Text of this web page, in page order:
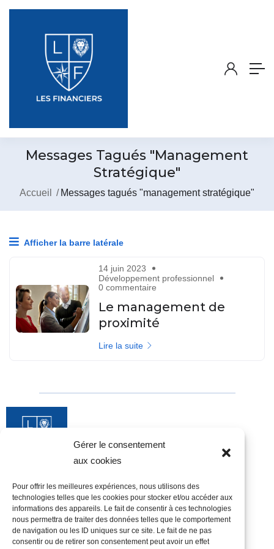
Gérer le consentement
aux cookies
Pour offrir les meilleures expériences, nous utilisons des
technologies telles que les cookies pour stocker et/ou accéder aux
informations des appareils. Le fait de consentir à ces technologies
nous permettra de traiter des données telles que le comportement
de navigation ou les ID uniques sur ce site. Le fait de ne pas
consentir ou de retirer son consentement peut avoir un effet
Messages Tagués "management
Stratégique"
Accueil Messages tagués "management stratégique"
Afficher la barre latérale
14 juin 2023
Développement professionnel
0 commentaire
Le management de
proximité
Lire la suite
Candidats
Nos opportunités
Je postule